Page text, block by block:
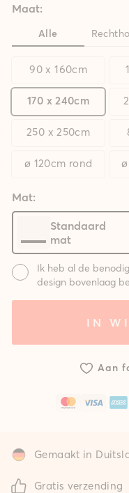
Maat:
Alle
90 x 160cm
170 x 240cm
250 x 250cm
ø 120cm rond
Mat:
Standaard
mat
Ik heb al de
design bovenlaag
mat
IN
Aan
Gemaakt in
Gratis verzending